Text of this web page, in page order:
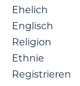
Ehelich
Englisch
Religion
Ethnie
Registrieren